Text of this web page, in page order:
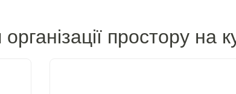
простору на